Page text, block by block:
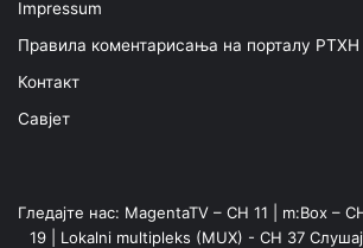
Impressum
Правила коментарисања на порталу РТХН
Контакт
Савјет
Гледајте нас: MagentaTV – CH 11 | m:Box –
19 | Lokalni multipleks (MUX) - CH 37